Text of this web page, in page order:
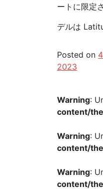
ートに限定
デルは
Posted on
2023
Warning:
content/
Warning:
content/
Warning:
content/